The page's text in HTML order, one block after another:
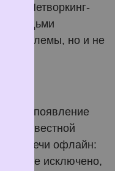
Нетворкинг-
с людьми
проблемы, но и не
появление
и известной
встречи офлайн:
Не исключено,